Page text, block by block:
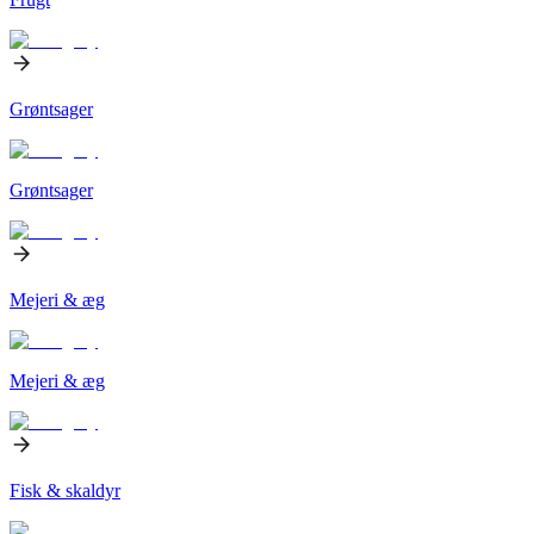
Grøntsager
Grøntsager
Mejeri & æg
Mejeri & æg
Fisk & skaldyr